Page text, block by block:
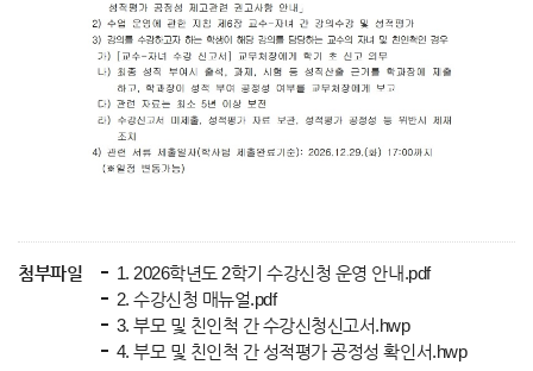
첨부파일
1. 2026학년도 2학기 수강신청 운영 안내.pdf
2. 수강신청 매뉴얼.pdf
3. 부모 및 친인척 간 수강신청신고서.hwp
4. 부모 및 친인척 간 성적평가 공정성 확인서.hwp